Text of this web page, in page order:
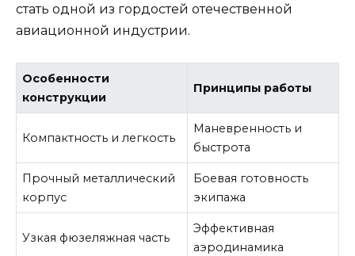
стать одной из гордостей отечественной
авиационной индустрии.
Особенности
конструкции
Принципы работы
Компактность и легкость
Маневренность и
быстрота
Прочный металлический
корпус
Боевая готовность
экипажа
Узкая фюзеляжная часть
Эффективная
аэродинамика